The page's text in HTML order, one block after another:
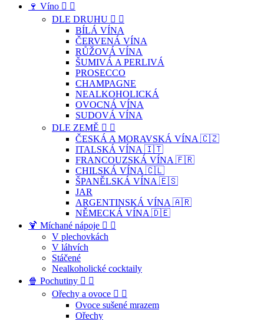
🍷 Víno  
DLE DRUHU  
BÍLÁ VÍNA
ČERVENÁ VÍNA
RŮŽOVÁ VÍNA
ŠUMIVÁ A PERLIVÁ
PROSECCO
CHAMPAGNE
NEALKOHOLICKÁ
OVOCNÁ VÍNA
SUDOVÁ VÍNA
DLE ZEMĚ  
ČESKÁ A MORAVSKÁ VÍNA 🇨🇿
ITALSKÁ VÍNA 🇮🇹
FRANCOUZSKÁ VÍNA 🇫🇷
CHILSKÁ VÍNA 🇨🇱
ŠPANĚLSKÁ VÍNA 🇪🇸
JAR
ARGENTINSKÁ VÍNA 🇦🇷
NĚMECKÁ VÍNA 🇩🇪
🍹 Míchané nápoje  
V plechovkách
V láhvích
Stáčené
Nealkoholické cocktaily
🍿 Pochutiny  
Ořechy a ovoce  
Ovoce sušené mrazem
Ořechy